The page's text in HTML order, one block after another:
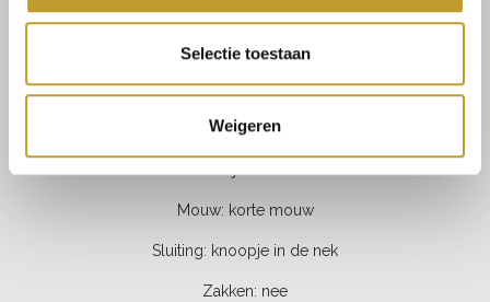
Selectie toestaan
Weigeren
Voering: 100% polyester
Kleur: zwart
Fit: soepelvallend
Lengte: maxi
Halslijn: v-hals
Mouw: korte mouw
Sluiting: knoopje in de nek
Zakken: nee